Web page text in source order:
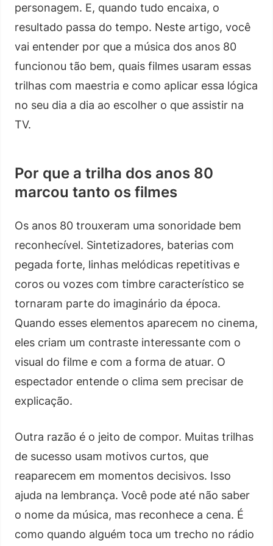
personagem. E, quando tudo encaixa, o
resultado passa do tempo. Neste artigo, você
vai entender por que a música dos anos 80
funcionou tão bem, quais filmes usaram essas
trilhas com maestria e como aplicar essa lógica
no seu dia a dia ao escolher o que assistir na
TV.
Por que a trilha dos anos 80
marcou tanto os filmes
Os anos 80 trouxeram uma sonoridade bem
reconhecível. Sintetizadores, baterias com
pegada forte, linhas melódicas repetitivas e
coros ou vozes com timbre característico se
tornaram parte do imaginário da época.
Quando esses elementos aparecem no cinema,
eles criam um contraste interessante com o
visual do filme e com a forma de atuar. O
espectador entende o clima sem precisar de
explicação.
Outra razão é o jeito de compor. Muitas trilhas
de sucesso usam motivos curtos, que
reaparecem em momentos decisivos. Isso
ajuda na lembrança. Você pode até não saber
o nome da música, mas reconhece a cena. É
como quando alguém toca um trecho no rádio